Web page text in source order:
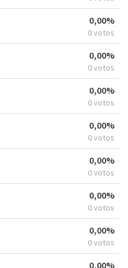
0,00%
0 votos
0,00%
0 votos
0,00%
0 votos
0,00%
0 votos
0,00%
0 votos
0,00%
0 votos
0,00%
0 votos
0,00%